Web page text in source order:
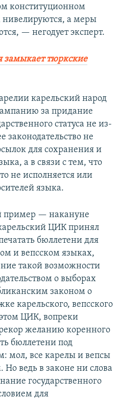
конституционном
нивелируются, а меры
— негодует эксперт.
замыкает тюркские
карельский народ
за придание
статуса не из-
законодательство не
для сохранения и
а в связи с тем, что
не исполняется или
языка.
— накануне
ЦИК принял
бюллетени для
и вепсском языках,
такой возможности
о выборах
законом о
карельского, вепсского
ЦИК, вопреки
желанию коренного
бюллетени под
мол, все карелы и вепсы
ведь в законе ни слова
государственного
для